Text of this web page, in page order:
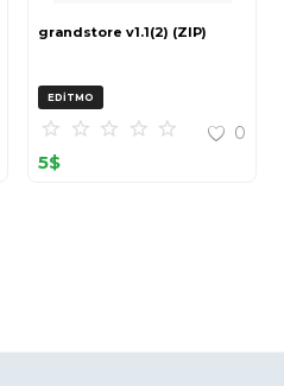
grandstore v1.1(2) (ZIP)
EDITMO
0
5$